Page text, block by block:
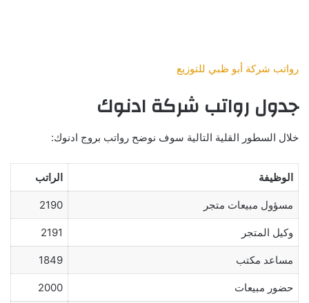
رواتب شركة أبو ظبي للتوزيع
جدول رواتب شركة ادنوك
خلال السطور القلية التالية سوف نوضح رواتب بروج ادنوك:
الوظيفة الراتب
مسؤول مبيعات متجر 2190
وكيل المتجر 2191
مساعد مكتب 1849
حضور مبيعات 2000